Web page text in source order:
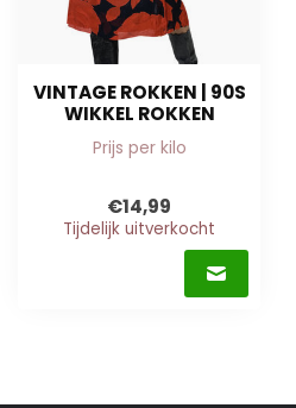
VINTAGE ROKKEN | 90S
WIKKEL ROKKEN
Prijs per kilo
€14,99
Tijdelijk uitverkocht